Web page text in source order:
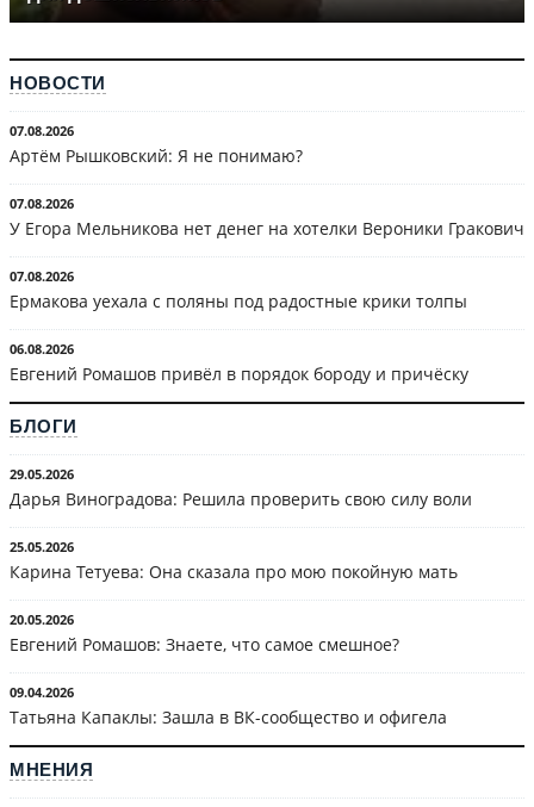
НОВОСТИ
07.08.2026
Артём Рышковский: Я не понимаю?
07.08.2026
У Егора Мельникова нет денег на хотелки Вероники Гракович
07.08.2026
Ермакова уехала с поляны под радостные крики толпы
06.08.2026
Евгений Ромашов привёл в порядок бороду и причёску
БЛОГИ
29.05.2026
Дарья Виноградова: Решила проверить свою силу воли
25.05.2026
Карина Тетуева: Она сказала про мою покойную мать
20.05.2026
Евгений Ромашов: Знаете, что самое смешное?
09.04.2026
Татьяна Капаклы: Зашла в ВК-сообщество и офигела
МНЕНИЯ